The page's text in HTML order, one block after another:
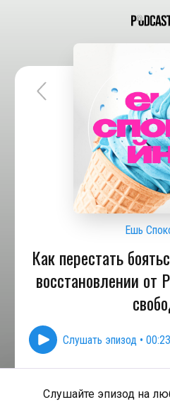
Ешь
Как перестать
восстановлении от
Слушать эпизод •
Слушайте эпизод на